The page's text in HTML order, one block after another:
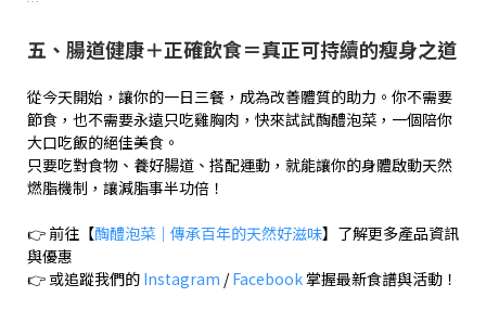
五、腸道健康＋正確飲食＝真正可持續的瘦身之道
從今天開始，讓你的一日三餐，成為改善體質的助力。你不需要
節食，也不需要永遠只吃雞胸肉，快來試試醄醴泡菜，一個陪你
大口吃飯的絕佳美食。
只要吃對食物、養好腸道、搭配運動，就能讓你的身體啟動天然
燃脂機制，讓減脂事半功倍！
👉 前往【醄醴泡菜｜傳承百年的天然好滋味】了解更多產品資訊
與優惠
👉 或追蹤我們的 Instagram /Facebook掌握最新食譜與活動！